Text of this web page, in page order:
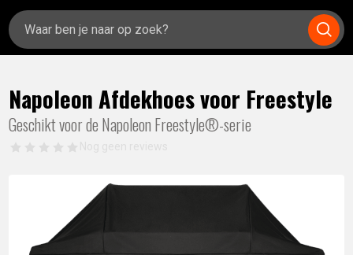
Zoeken
naar:
Napoleon Afdekhoes voor Freestyle
Geschikt voor de Napoleon Freestyle®-serie